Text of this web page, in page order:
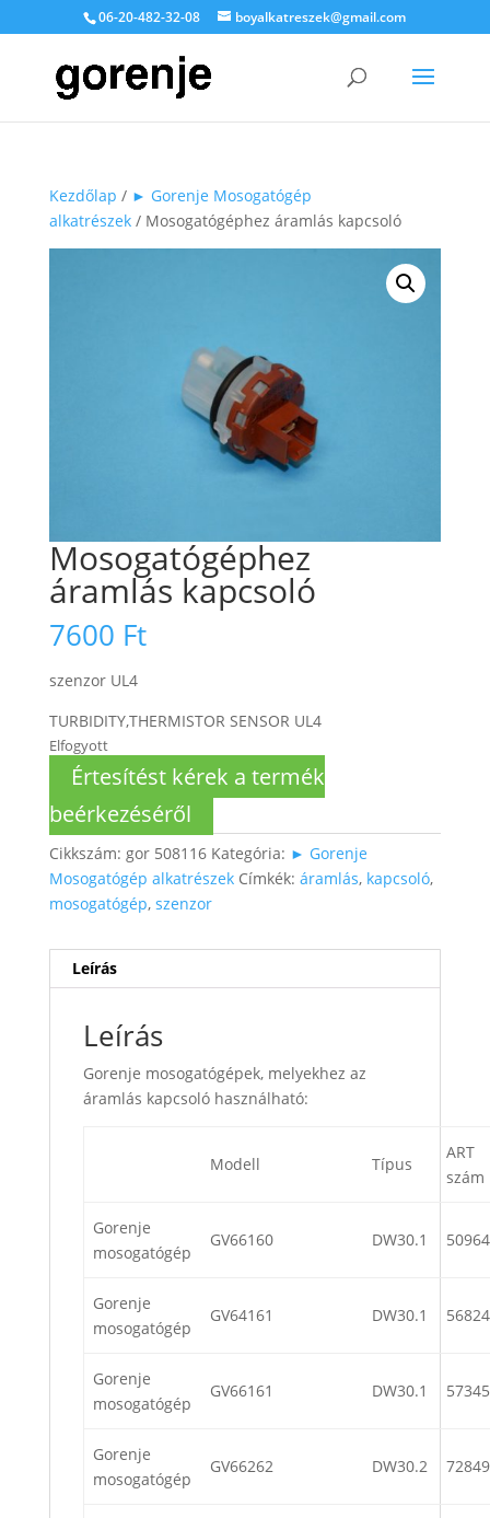
06-20-482-32-08 boyalkatreszek@gmail.com
Kezdőlap / ► Gorenje Mosogatógép
alkatrészek/ Mosogatógéphez áramlás kapcsoló
Mosogatógéphez
áramlás kapcsoló
7600 Ft
szenzor UL4
TURBIDITY,THERMISTOR SENSOR UL4
Elfogyott
Értesítést kérek a termék
beérkezéséről
Cikkszám: gor 508116 Kategória: ► Gorenje
Mosogatógép alkatrészek Címkék: áramlás, kapcsoló,
mosogatógép, szenzor
Leírás
Leírás
Gorenje mosogatógépek, melyekhez az
áramlás kapcsoló használható:
Modell Típus
ART
szám
Gorenje
mosogatógép
GV66160 DW30.1
Gorenje
mosogatógép
GV64161 DW30.1
Gorenje
mosogatógép
GV66161 DW30.1
Gorenje
mosogatógép
GV66262 DW30.2